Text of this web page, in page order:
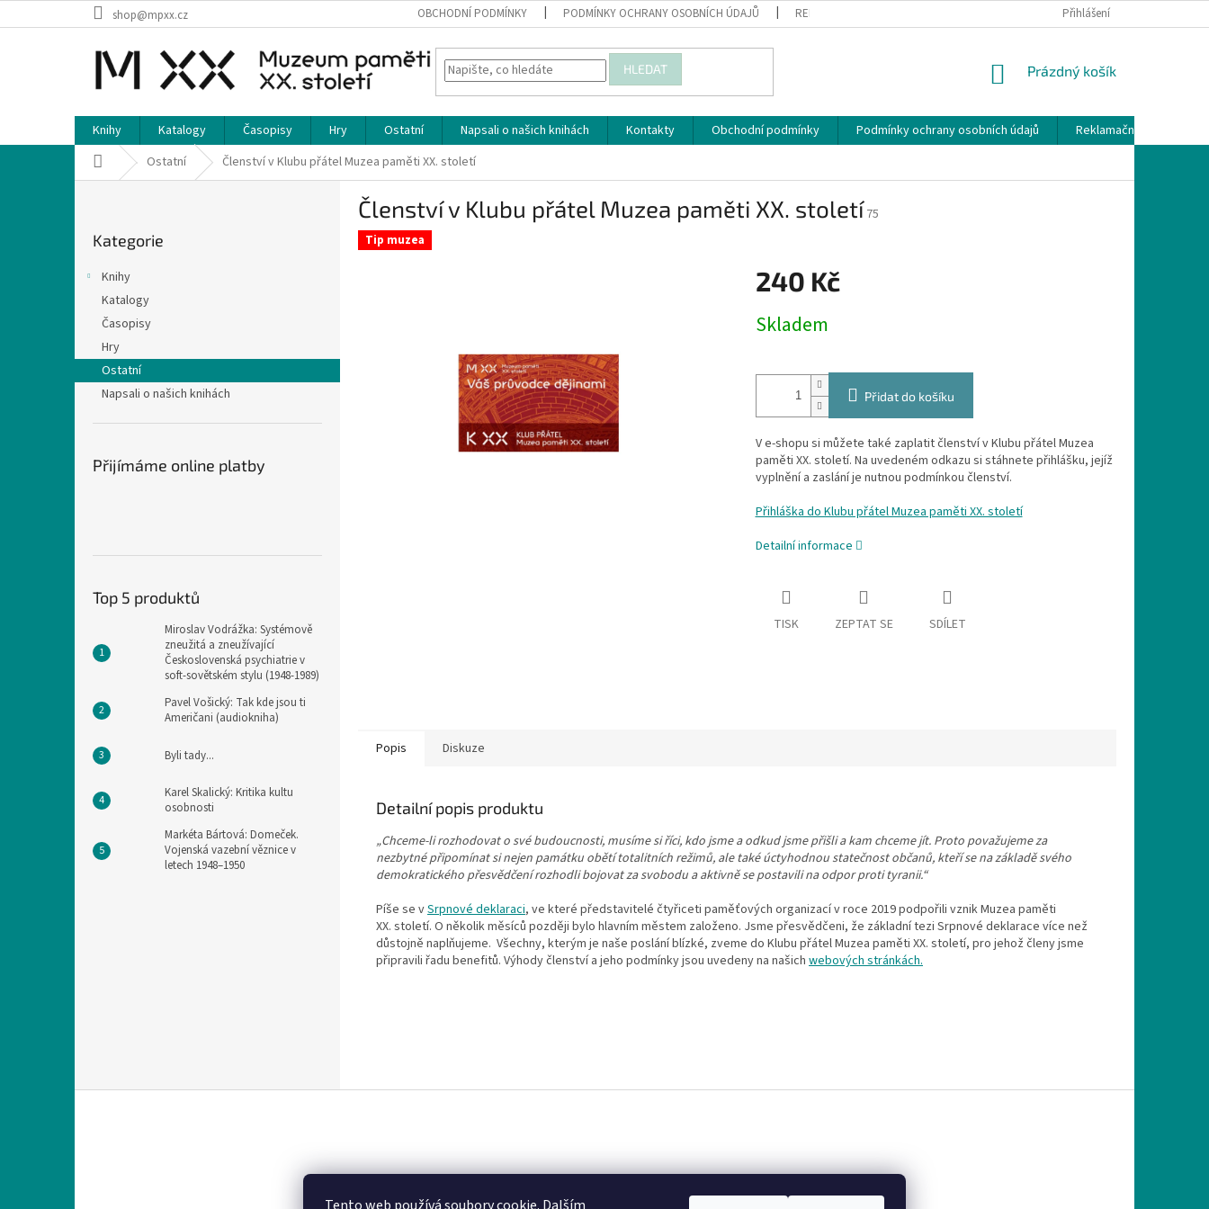
na
shop@mpxx.cz OBCHODNÍ PODMÍNKY PODMÍNKY OCHRANY OSOBNÍCH ÚDAJŮ REKLAMAČNÍ ŘÁD Přihlášení
HLEDAT
NÁKUPNÍ
Prázdný košík
Knihy Katalogy Časopisy Hry Ostatní Napsali o našich knihách Kontakty Obchodní podmínky Podmínky ochrany osobních údajů
Reklamační řád
Domů Ostatní Členství v Klubu přátel Muzea paměti XX. století
a
kategorie
Kategorie
Knihy
Katalogy
Časopisy
Hry
Ostatní
Napsali o našich knihách
Přijímáme online platby
Top 5 produktů
Miroslav Vodrážka: Systémově
zneužitá a zneužívající
Československá psychiatrie v
soft-sovětském stylu (1948-1989)
Pavel Vošický: Tak kde jsou ti
Američani (audiokniha)
Byli tady...
Karel Skalický: Kritika kultu
osobnosti
Markéta Bártová: Domeček.
Vojenská vazební věznice v
letech 1948–1950
Členství v Klubu přátel Muzea paměti XX. století 75
Tip muzea
240 Kč
cena:
Skladem
Přidat do košíku
V e-shopu si můžete také zaplatit členství v Klubu přátel Muzea
paměti XX. století. Na uvedeném odkazu si stáhnete přihlášku, jejíž
vyplnění a zaslání je nutnou podmínkou členství.
Přihláška do Klubu přátel Muzea paměti XX. století
Detailní informace
TISK ZEPTAT SE SDÍLET
Popis Diskuze
Detailní popis produktu
„Chceme-li rozhodovat o své budoucnosti, musíme si říci, kdo jsme a odkud jsme přišli a kam chceme jít. Proto považujeme za
nezbytné připomínat si nejen památku obětí totalitních režimů, ale také úctyhodnou statečnost občanů, kteří se na základě svého
demokratického přesvědčení rozhodli bojovat za svobodu a aktivně se postavili na odpor proti tyranii.“
Píše se vSrpnové deklaraci, ve které představitelé čtyřiceti paměťových organizací v roce 2019 podpořili vznik Muzea paměti
XX. století. O několik měsíců později bylo hlavním městem založeno. Jsme přesvědčeni, že základní tezi Srpnové deklarace více než
důstojně naplňujeme. Všechny, kterým je naše poslání blízké, zveme do Klubu přátel Muzea paměti XX. století, pro jehož členy jsme
připravili řadu benefitů. Výhody členství a jeho podmínky jsou uvedeny na našich webových stránkách.